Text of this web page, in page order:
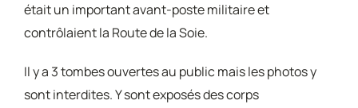
était un important avant-poste militaire et
contrôlaient la Route de la Soie.
Il y a 3 tombes ouvertes au public mais les photos y
sont interdites. Y sont exposés des corps